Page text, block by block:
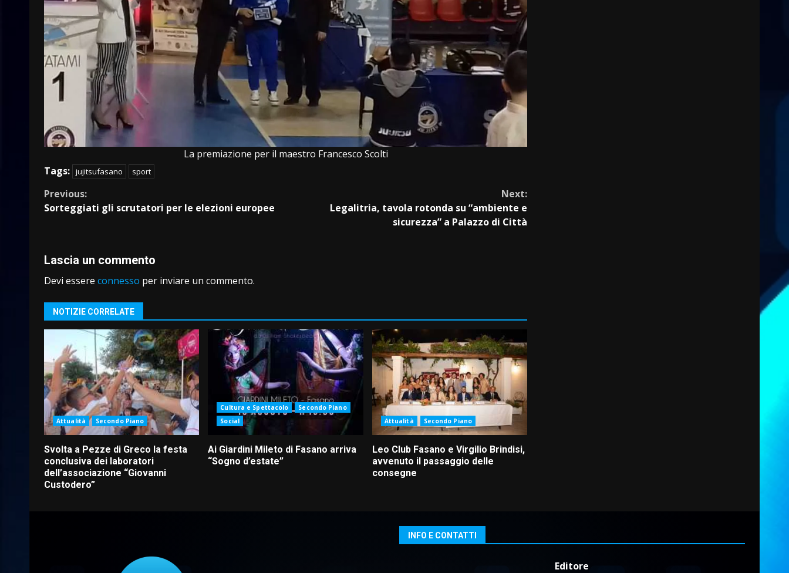
La premiazione per il maestro Francesco Scolti
Tags: jujitsufasano sport
Continue
Reading
Previous:
Sorteggiati gli scrutatori per le elezioni europee
Next:
Legalitria, tavola rotonda su “ambiente e
sicurezza” a Palazzo di Città
Lascia un commento
Devi essere connesso per inviare un commento.
NOTIZIE CORRELATE
Attualità Secondo Piano
Svolta a Pezze di Greco la festa
conclusiva dei laboratori
dell’associazione “Giovanni
Custodero”
Cultura e Spettacolo
Secondo Piano
Social
Ai Giardini Mileto di Fasano arriva
“Sogno d’estate”
Attualità Secondo Piano
Leo Club Fasano e Virgilio Brindisi,
avvenuto il passaggio delle
consegne
INFO E CONTATTI
Editore